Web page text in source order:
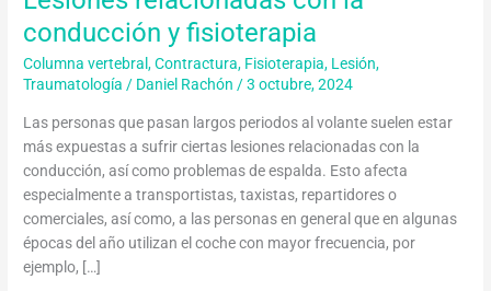
conducción y fisioterapia
Columna vertebral,Contractura, Fisioterapia, Lesión,
Traumatología / Daniel Rachón/3 octubre, 2024
Las personas que pasan largos periodos al volante suelen estar
más expuestas a sufrir ciertas lesiones relacionadas con la
conducción, así como problemas de espalda. Esto afecta
especialmente a transportistas, taxistas, repartidores o
comerciales, así como, a las personas en general que en algunas
épocas del año utilizan el coche con mayor frecuencia, por
ejemplo, […]